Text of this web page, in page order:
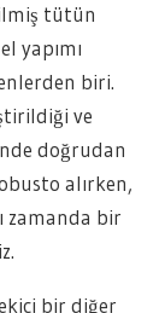
tütün
yapımı
biri.
ve
doğrudan
alırken,
zamanda bir
bir diğer